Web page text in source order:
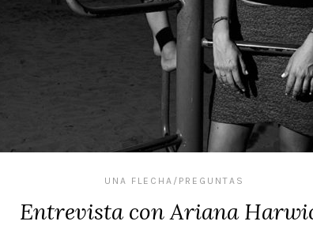
UNA FLECHA/PREGUNTAS
Entrevista con Ariana